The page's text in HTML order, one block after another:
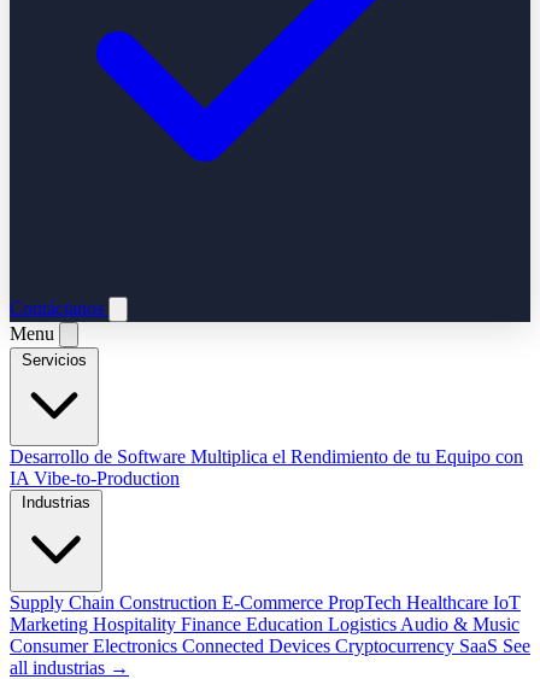
Contáctanos
Menu
Desarrollo de Software Multiplica el Rendimiento de tu Equipo con
IA Vibe-to-Production
Supply Chain Construction E-Commerce PropTech Healthcare IoT
Marketing Hospitality Finance Education Logistics Audio & Music
Consumer Electronics Connected Devices Cryptocurrency SaaS See
all industrias →